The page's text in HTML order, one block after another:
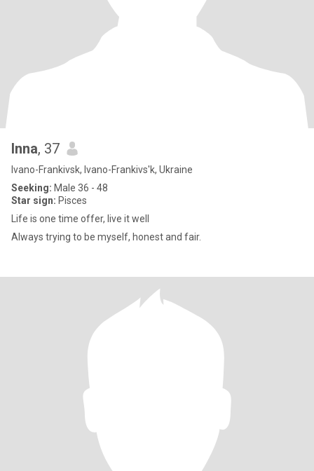
Inna, 37
Ivano-Frankivsk, Ivano-Frankivs'k, Ukraine
Seeking: Male 36 - 48
Star sign: Pisces
Life is one time offer, live it well
Always trying to be myself, honest and fair.